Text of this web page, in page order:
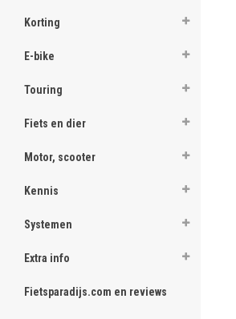
Korting
E-bike
Touring
Fiets en dier
Motor, scooter
Kennis
Systemen
Extra info
Fietsparadijs.com en reviews